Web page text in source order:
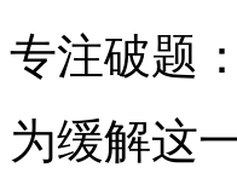
专注破题
为缓解这